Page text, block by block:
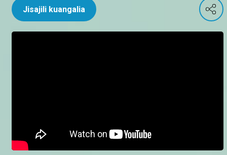
Jisajili kuangalia